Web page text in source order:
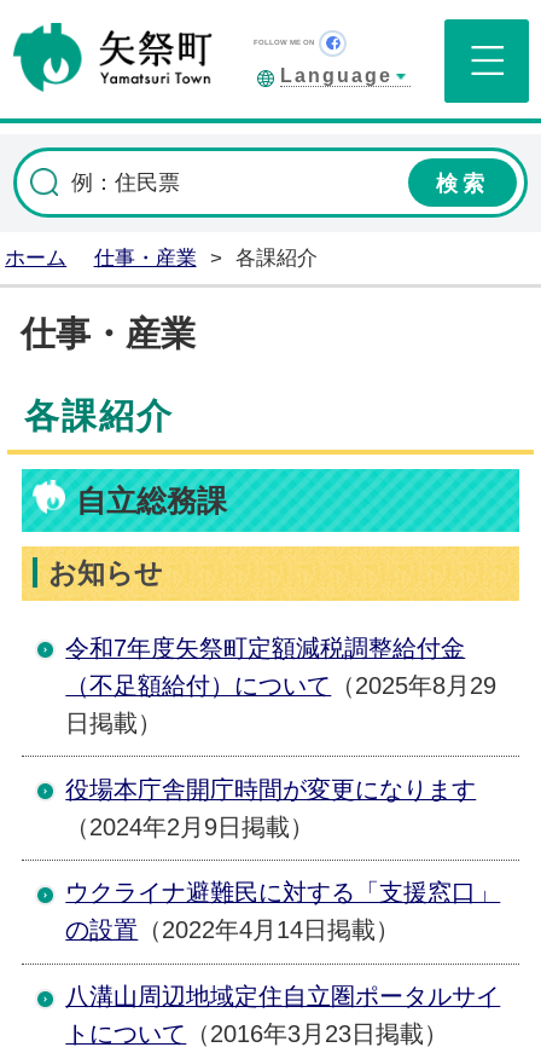
矢祭町公式ホームペ
FOLLOW ME ON Facebook
Language
ホーム 仕事・産業 > 各課紹介
仕事・産業
各課紹介
自立総務課
お知らせ
令和7年度矢祭町定額減税調整給付金
（不足額給付）について
（2025年8月29
日掲載）
役場本庁舎開庁時間が変更になります
（2024年2月9日掲載）
ウクライナ避難民に対する「支援窓口」
の設置 （2022年4月14日掲載）
八溝山周辺地域定住自立圏ポータルサイ
トについて
（2016年3月23日掲載）